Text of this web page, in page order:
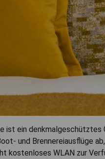
ist ein denkmalgeschütztes
und Brennereiausflüge
kostenloses WLAN zur